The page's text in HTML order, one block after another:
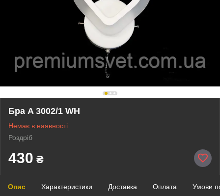
Бра A 3002/1 WH
Немає в наявності
Роздріб
430 ₴
Опис Характеристики Доставка Оплата Умови